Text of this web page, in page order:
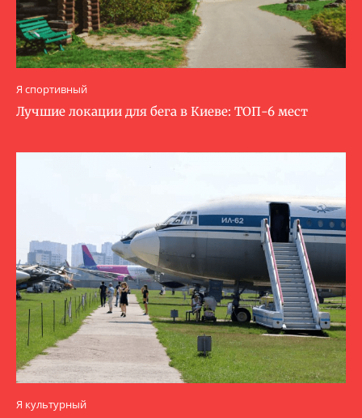
Я спортивный
Лучшие локации для бега в Киеве: ТОП-6 мест
Я культурный